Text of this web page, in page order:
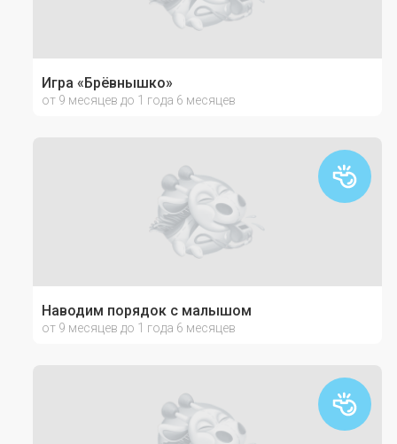
Игра «Брёвнышко»
от 9 месяцев до 1 года 6 месяцев
Наводим порядок с малышом
от 9 месяцев до 1 года 6 месяцев